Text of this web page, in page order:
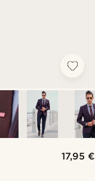
17,95 €